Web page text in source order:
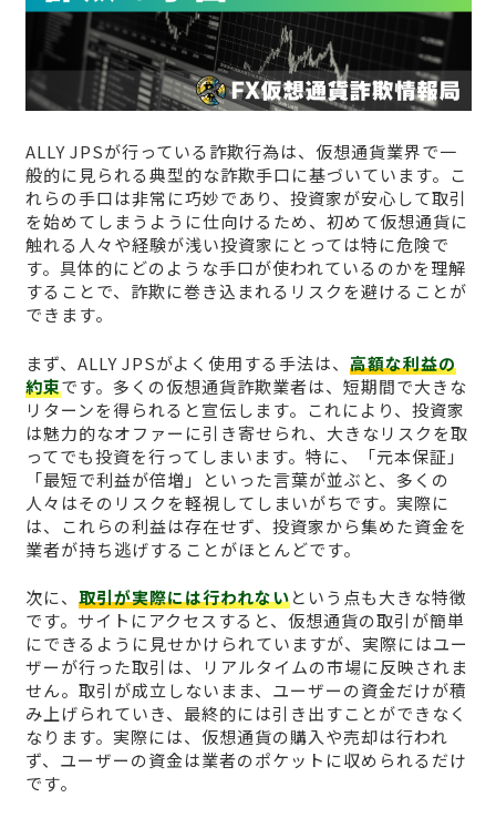
ALLY JPSが行っている詐欺行為は、仮想通貨業界で一
般的に見られる典型的な詐欺手口に基づいています。こ
れらの手口は非常に巧妙であり、投資家が安心して取引
を始めてしまうように仕向けるため、初めて仮想通貨に
触れる人々や経験が浅い投資家にとっては特に危険で
す。具体的にどのような手口が使われているのかを理解
することで、詐欺に巻き込まれるリスクを避けることが
できます。
まず、ALLY JPSがよく使用する手法は、 高額な利益の
約束です。多くの仮想通貨詐欺業者は、短期間で大きな
リターンを得られると宣伝します。これにより、投資家
は魅力的なオファーに引き寄せられ、大きなリスクを取
ってでも投資を行ってしまいます。特に、「元本保証」
「最短で利益が倍増」といった言葉が並ぶと、多くの
人々はそのリスクを軽視してしまいがちです。実際に
は、これらの利益は存在せず、投資家から集めた資金を
業者が持ち逃げすることがほとんどです。
次に、 取引が実際には行われないという点も大きな特徴
です。サイトにアクセスすると、仮想通貨の取引が簡単
にできるように見せかけられていますが、実際にはユー
ザーが行った取引は、リアルタイムの市場に反映されま
せん。取引が成立しないまま、ユーザーの資金だけが積
み上げられていき、最終的には引き出すことができなく
なります。実際には、仮想通貨の購入や売却は行われ
ず、ユーザーの資金は業者のポケットに収められるだけ
です。